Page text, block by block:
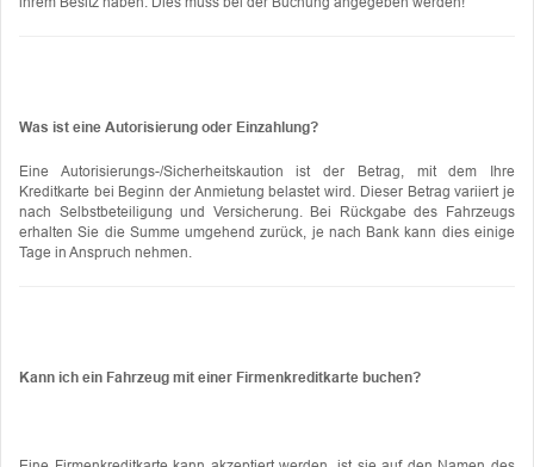
Was ist eine Autorisierung oder Einzahlung?
Eine Autorisierungs-/Sicherheitskaution ist der Betrag, mit dem Ihre
Kreditkarte bei Beginn der Anmietung belastet wird. Dieser Betrag variiert je
nach Selbstbeteiligung und Versicherung. Bei Rückgabe des Fahrzeugs
erhalten Sie die Summe umgehend zurück, je nach Bank kann dies einige
Tage in Anspruch nehmen.
Kann ich ein Fahrzeug mit einer Firmenkreditkarte buchen?